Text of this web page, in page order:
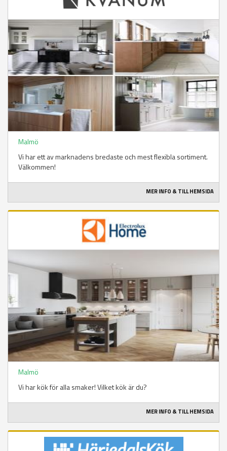
Malmö
Vi har ett av marknadens bredaste och mest flexibla sortiment.
Välkommen!
MER INFO & TILL HEMSIDA
Malmö
Vi har kök för alla smaker! Vilket kök är du?
MER INFO & TILL HEMSIDA